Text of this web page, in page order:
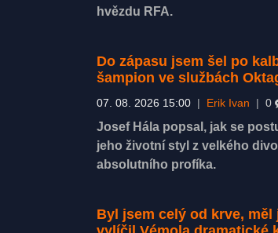
hvězdu RFA.
Do zápasu jsem šel po
šampion ve službách
07. 08. 2026 15:00 | Erik Ivan | 0
Josef Hála popsal, jak se
jeho životní styl z velkého
absolutního profíka.
Byl jsem celý od krve, měl